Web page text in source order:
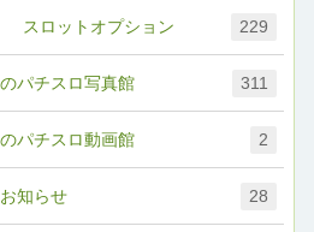
パチスロ写真館 311
パチスロ動画館 2
スロットオプション 229
知らせ 28